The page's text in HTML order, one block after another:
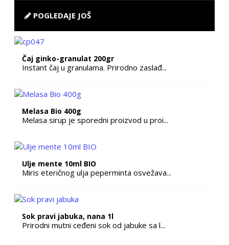
POGLEDAJE JOŠ
Čaj ginko-granulat 200gr
Instant čaj u granulama. Prirodno zaslađ...
Melasa Bio 400g
Melasa sirup je sporedni proizvod u proi...
Ulje mente 10ml BIO
Miris eteričnog ulja peperminta osvežava...
Sok pravi jabuka, nana 1l
Prirodni mutni ceđeni sok od jabuke sa l...